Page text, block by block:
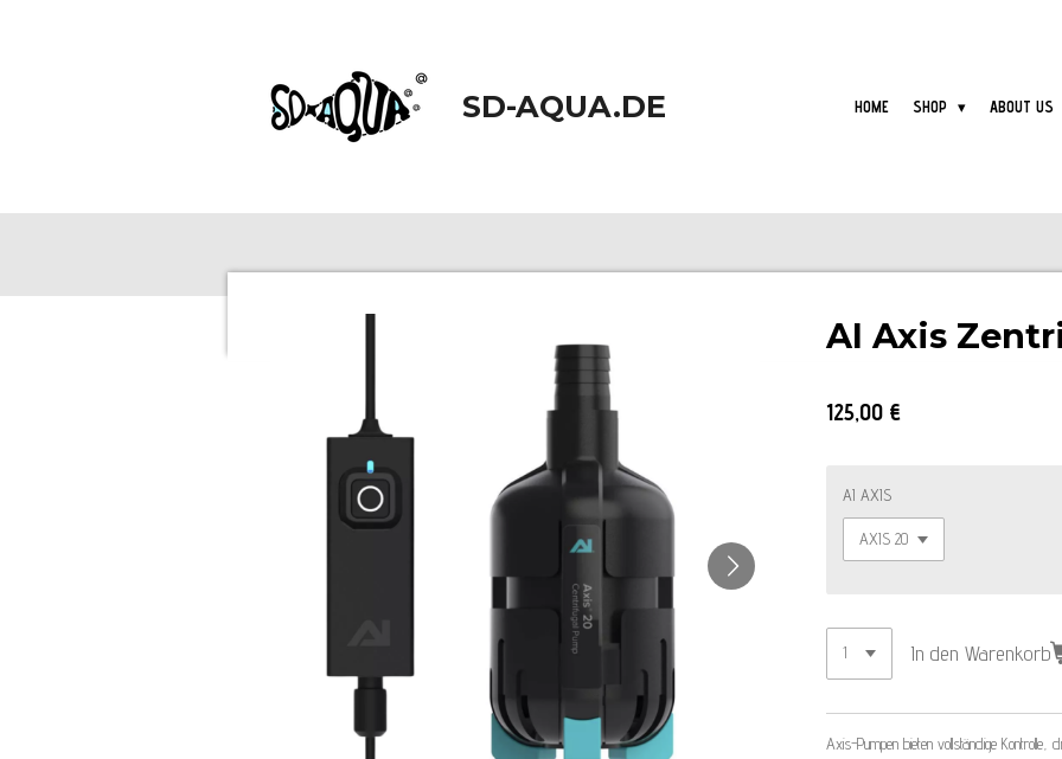
SD-AQUA.DE HOME SHOP ABOUT US
AI Axis
125,00 €
AI AXIS
In den Warenkorb
Axis-Pumpen bieten vollständige Kontrolle,